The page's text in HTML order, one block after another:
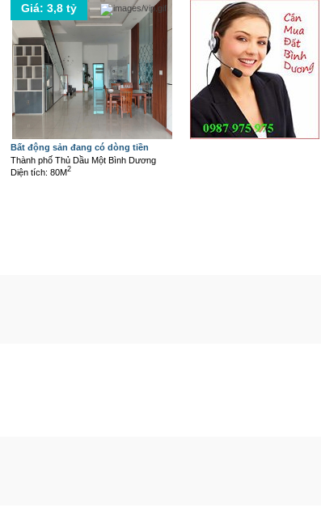
Giá: 3,8 tỷ
Bất động sản đang có dòng tiền
Thành phố Thủ Dầu Một Bình Dương
Diện tích: 80M2